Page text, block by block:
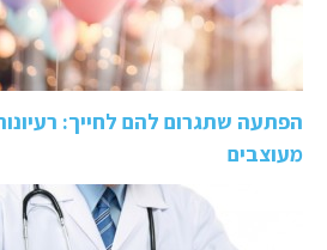
הפתעה שתגרום להם לחייך:
מעוצבים